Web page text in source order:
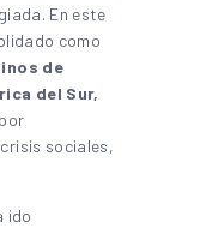
En este
como
de
del Sur,
sociales,
ido